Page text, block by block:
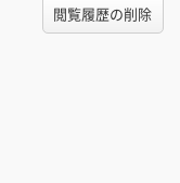
閲覧履歴の削除